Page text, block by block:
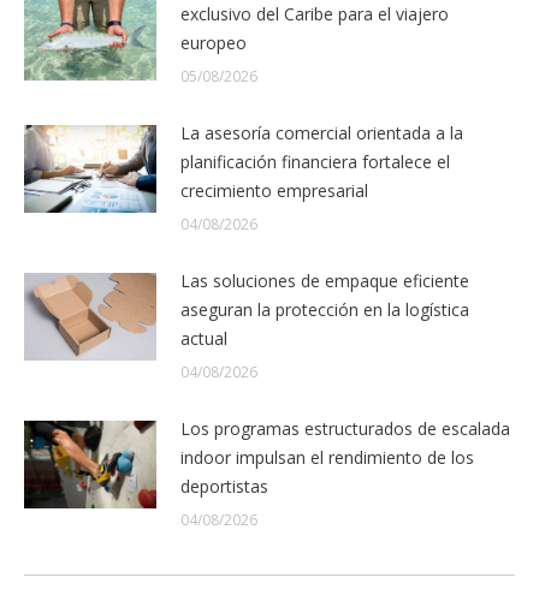
exclusivo del Caribe para el viajero
europeo
05/08/2026
La asesoría comercial orientada a la
planificación financiera fortalece el
crecimiento empresarial
04/08/2026
Las soluciones de empaque eficiente
aseguran la protección en la logística
actual
04/08/2026
Los programas estructurados de escalada
indoor impulsan el rendimiento de los
deportistas
04/08/2026